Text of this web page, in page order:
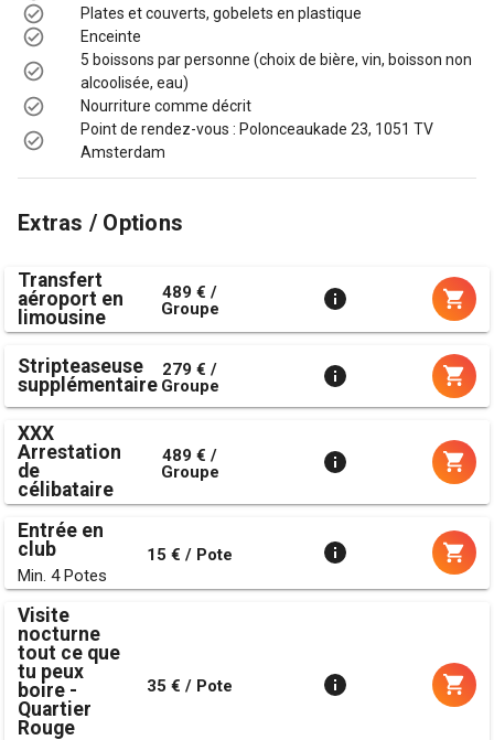
Plates et couverts, gobelets en plastique
Enceinte
5 boissons par personne (choix de bière, vin, boisson non
alcoolisée, eau)
Nourriture comme décrit
Point de rendez-vous : Polonceaukade 23, 1051 TV
Amsterdam
Extras / Options
Transfert
aéroport en
limousine
489 € /
Groupe
Stripteaseuse
supplémentaire
279 € /
Groupe
XXX
Arrestation
de
célibataire
489 € /
Groupe
Entrée en
club
Min. 4 Potes
15 € / Pote
Visite
nocturne
tout ce que
tu peux
boire -
Quartier
Rouge
35 € / Pote